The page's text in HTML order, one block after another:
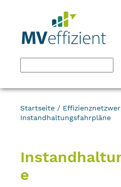
Startseite /
Instandhaltungsfahrpläne
e